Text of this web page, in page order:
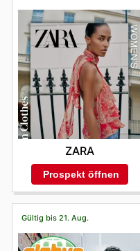
ZARA
Prospekt öffnen
Gültig bis 21. Aug.